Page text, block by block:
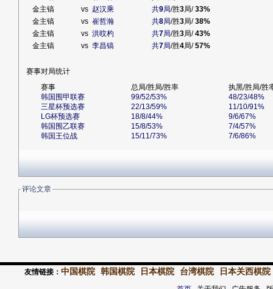
金主镐
vs 赵汉乘 共9局/胜3局/33%
金主镐
vs 崔哲瀚 共8局/胜3局/38%
金主镐
vs 洪旼杓 共7局/胜3局/43%
金主镐
vs 李昌镐 共7局/胜4局/57%
赛事对局统计
赛事
总局/胜局/胜率
执黑/胜局/胜
韩国围甲联赛
99/52/53%
48/23/48%
三星杯预选赛
22/13/59%
11/10/91%
LG杯预选赛
18/8/44%
9/6/67%
韩国围乙联赛
15/8/53%
7/4/57%
韩国王位战
15/11/73% 7/6/86%
评论文章
友情链接： 中国棋院 韩国棋院 日本棋院 台湾棋院 日本关西棋院